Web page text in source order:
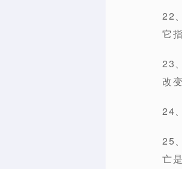
22
它
23
改
24、
25
亡